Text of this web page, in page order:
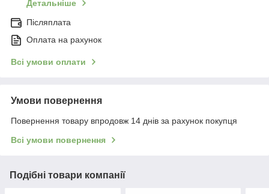
Детальніше
Післяплата
Оплата на рахунок
Всі умови оплати
Умови повернення
Повернення товару впродовж 14 днів за рахунок покупця
Всі умови повернення
Подібні товари компанії